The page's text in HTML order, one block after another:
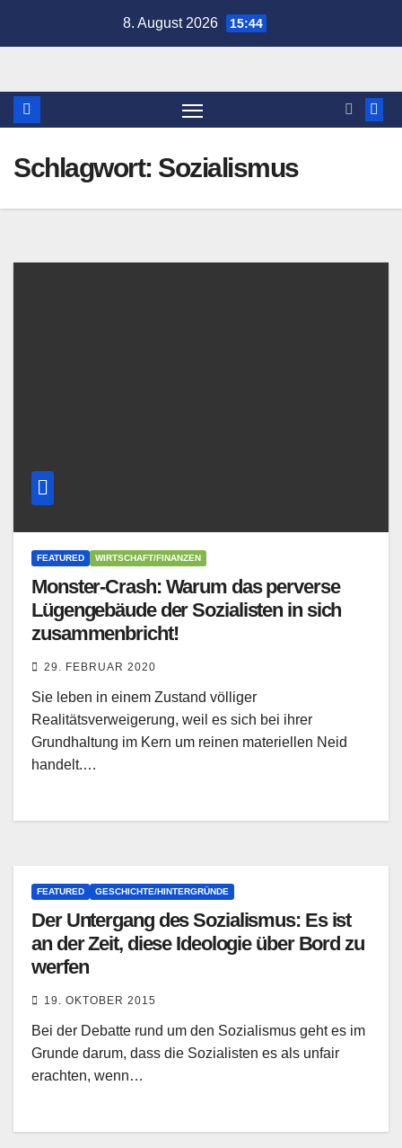
8. August 2026 15:44
Schlagwort: Sozialismus
FEATURED WIRTSCHAFT/FINANZEN
Monster-Crash: Warum das perverse
Lügengebäude der Sozialisten in sich
zusammenbricht!
29. FEBRUAR 2020
Sie leben in einem Zustand völliger
Realitätsverweigerung, weil es sich bei ihrer
Grundhaltung im Kern um reinen materiellen Neid
handelt.…
FEATURED GESCHICHTE/HINTERGRÜNDE
Der Untergang des Sozialismus: Es ist
an der Zeit, diese Ideologie über Bord zu
werfen
19. OKTOBER 2015
Bei der Debatte rund um den Sozialismus geht es im
Grunde darum, dass die Sozialisten es als unfair
erachten, wenn…